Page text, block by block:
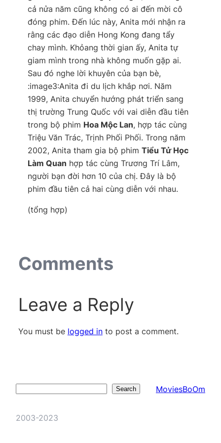
cả nửa năm cũng không có ai đến mời cô
đóng phim. Đến lúc này, Anita mới nhận ra
rằng các đạo diễn Hong Kong đang tẩy
chay mình. Khỏang thời gian ấy, Anita tự
giam mình trong nhà không muốn gặp ai.
Sau đó nghe lời khuyên của bạn bè,
:image3:Anita đi du lịch khắp nơi. Năm
1999, Anita chuyển hướng phát triển sang
thị trường Trung Quốc với vai diễn đầu tiên
trong bộ phim Hoa Mộc Lan, hợp tác cùng
Triệu Văn Trác, Trịnh Phối Phối. Trong năm
2002, Anita tham gia bộ phim Tiểu Tử Học
Làm Quan hợp tác cùng Trương Trí Lâm,
người bạn đời hơn 10 của chị. Đây là bộ
phim đầu tiên cả hai cùng diễn với nhau.
(tổng hợp)
Comments
Leave a Reply
You must be logged into post a comment.
Search MoviesBoOm
2003-2023